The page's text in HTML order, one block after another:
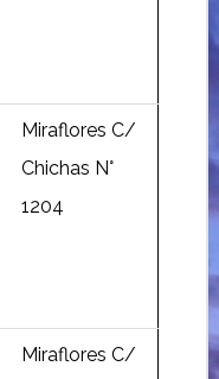
Miraflores C/
Chichas N°
1204
Miraflores C/